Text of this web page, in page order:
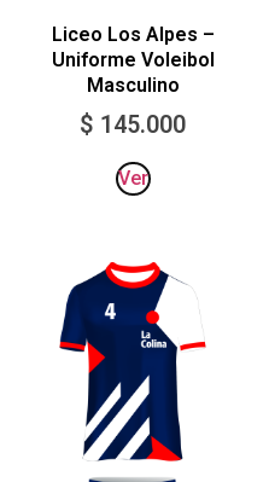
Liceo Los Alpes –
Uniforme Voleibol
Masculino
$ 145.000
Ver